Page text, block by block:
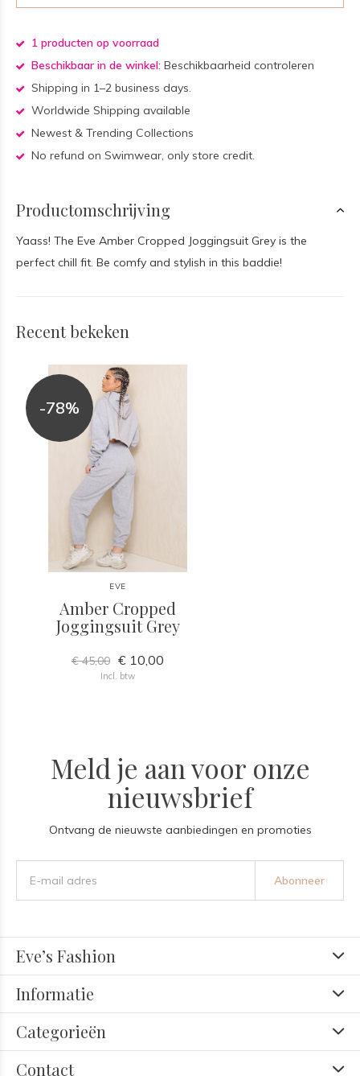
1 producten op voorraad
Beschikbaar in de winkel: Beschikbaarheid controleren
Shipping in 1–2 business days.
Worldwide Shipping available
Newest & Trending Collections
No refund on Swimwear, only store credit.
Productomschrijving
Yaass! The Eve Amber Cropped Joggingsuit Grey is the
perfect chill fit. Be comfy and stylish in this baddie!
Recent bekeken
-78%
EVE
Amber Cropped
Joggingsuit Grey
€ 45,00 € 10,00
Incl. btw
Meld je aan voor onze
nieuwsbrief
Ontvang de nieuwste aanbiedingen en promoties
Abonneer
Eve’s Fashion
Informatie
Categorieën
Contact